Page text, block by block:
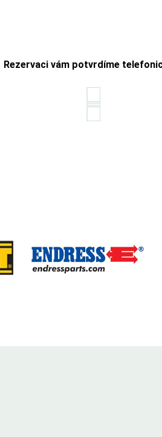
Rezervaci vám potvrdíme